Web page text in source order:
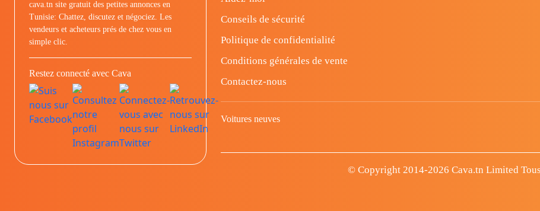
cava.tn site gratuit des petites annonces en
Tunisie: Chattez, discutez et négociez. Les
vendeurs et acheteurs prés de chez vous en
simple clic.
Restez connecté avec Cava
Conseils de sécurité
Politique de confidentialité
Conditions générales de vente
Contactez-nous
Voitures neuves
© Copyright 2014-2026 Cava.tn Limited